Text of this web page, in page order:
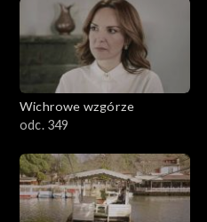
Wichrowe wzgórze
odc. 349